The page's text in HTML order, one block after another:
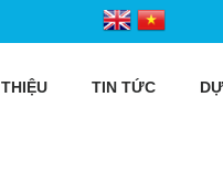
TIN TỨC